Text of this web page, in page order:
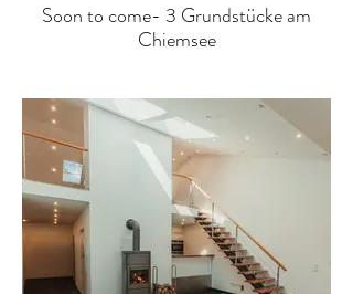
Soon to come- 3 Grundstücke am
Chiemsee